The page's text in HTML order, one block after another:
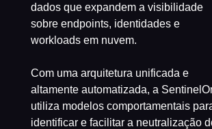
dados que expandem a visibilidade
sobre endpoints, identidades e
workloads em nuvem.
Com uma arquitetura unificada e
altamente automatizada, a
utiliza modelos comportamentais
identificar e facilitar a neutralização